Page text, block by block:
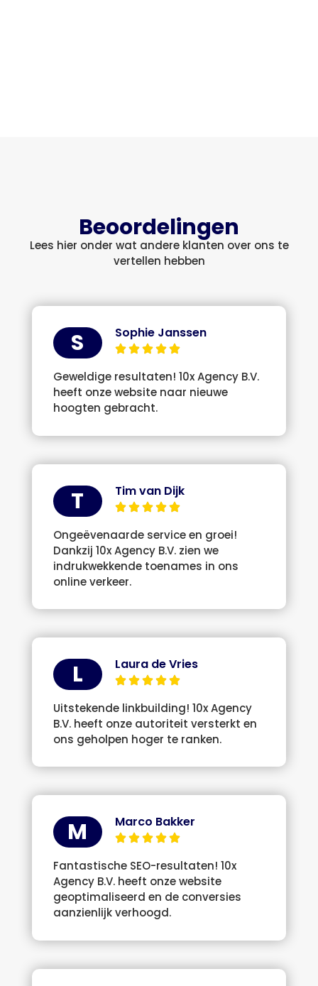
Beoordelingen
Lees hier onder wat andere klanten over ons te
vertellen hebben
S Sophie Janssen
Geweldige resultaten! 10x Agency B.V.
heeft onze website naar nieuwe
hoogten gebracht.
T Tim van Dijk
Ongeëvenaarde service en groei!
Dankzij 10x Agency B.V. zien we
indrukwekkende toenames in ons
online verkeer.
L Laura de Vries
Uitstekende linkbuilding! 10x Agency
B.V. heeft onze autoriteit versterkt en
ons geholpen hoger te ranken.
M Marco Bakker
Fantastische SEO-resultaten! 10x
Agency B.V. heeft onze website
geoptimaliseerd en de conversies
aanzienlijk verhoogd.